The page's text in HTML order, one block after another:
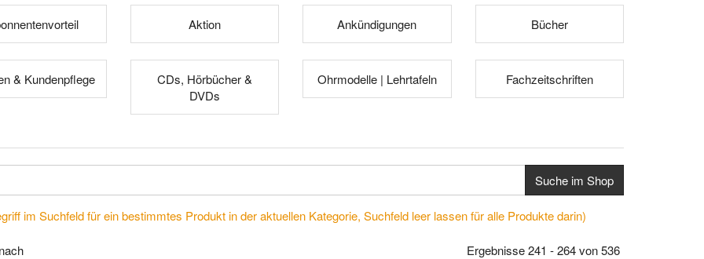
Aktion Ankündigungen Bücher
& Kundenpflege
CDs, Hörbücher &
DVDs
Ohrmodelle | Lehrtafeln Fachzeitschriften
Suche im Shop
im Suchfeld für ein bestimmtes Produkt in der aktuellen Kategorie, Suchfeld leer lassen für alle Produkte darin)
Ergebnisse 241 - 264 von 536